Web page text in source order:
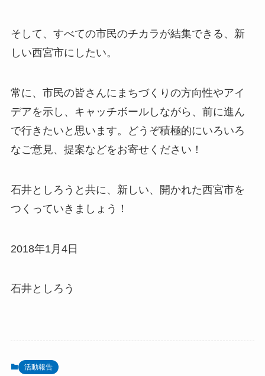
そして、すべての市民のチカラが結集できる、新
しい西宮市にしたい。
常に、市民の皆さんにまちづくりの方向性やアイ
デアを示し、キャッチボールしながら、前に進ん
で行きたいと思います。どうぞ積極的にいろいろ
なご意見、提案などをお寄せください！
石井としろうと共に、新しい、開かれた西宮市を
つくっていきましょう！
2018年1月4日
石井としろう
活動報告